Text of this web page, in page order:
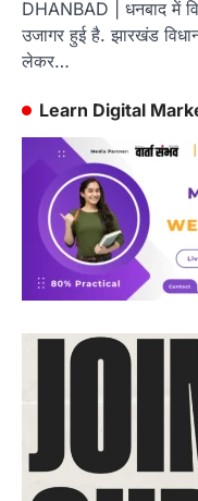
DHANBAD | धनबाद में
उजागर हुई है. झारखंड
लेकर…
Learn Digital